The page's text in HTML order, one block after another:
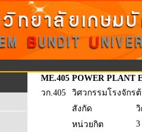
ME.405 POWER PLANT
วก.405
วิศวกรรมโรงจักร
สังกัด
หน่วยกิต
3